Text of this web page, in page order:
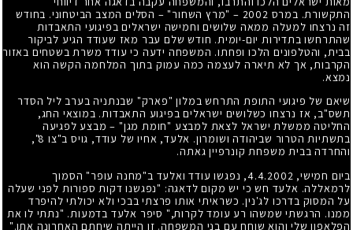
התקשורת. במרס 2002 – "מרץ השחור" – הסלים המצב הביטחוני. בחודש
זה נרצחו למעלה ממאה שלושים וחמישה ישראלים בפיגועי התאבדות
שהתרחשו בתדירות יום-יומית. חודש שלם עבר מאז שעודד הגיע לביקור
בבית, והטלפונים הלכו ופחתו. המשפחה ידעה כי עודד משרת בשטחים באזור
הקרבות, אך לא תיארה לעצמה כמה עמוק בתוך המלחמה הקשה הוא
נמצא.
שיאם של פיגועי התופת התרחש במלון "פארק" שבנתניה בערב ליל הסדר
תשס"ב, אז נרצחו כשלושים ישראלים בפיגוע התאבדות. במוצאי החג,
החליטה ממשלת ישראל לצאת למבצע "חומת מגן" – מבצע לפגיעה
בתשתיות הטרור שביהודה ושומרון. אלעד, אחיו של עודד, גויס ב"צו 8",
והחרדה בבית משפחת קונרפיין גאתה.
ביום חמישי, 4.4.2002, נפגשו עודד ואלעד ב"מחנה עופר" הסמוך
לרמאללה. אלעד חש כי יש מקום לדאגה: "נפגשנו דקות ספורות לפני שעלה
על המסוק בדרכו לג'נין. כשראיתי אותו פרצתי בבכי ולא יכולתי להיפרד
ממנו. הרגשתי שמשהו רע עומד לקרות," סיפר אלעד בדמעות. "נתתי לו את
הפלאפון שלי והוא שוחח עם בני המשפחה. זו הייתה שיחתם האחרונה אתו."